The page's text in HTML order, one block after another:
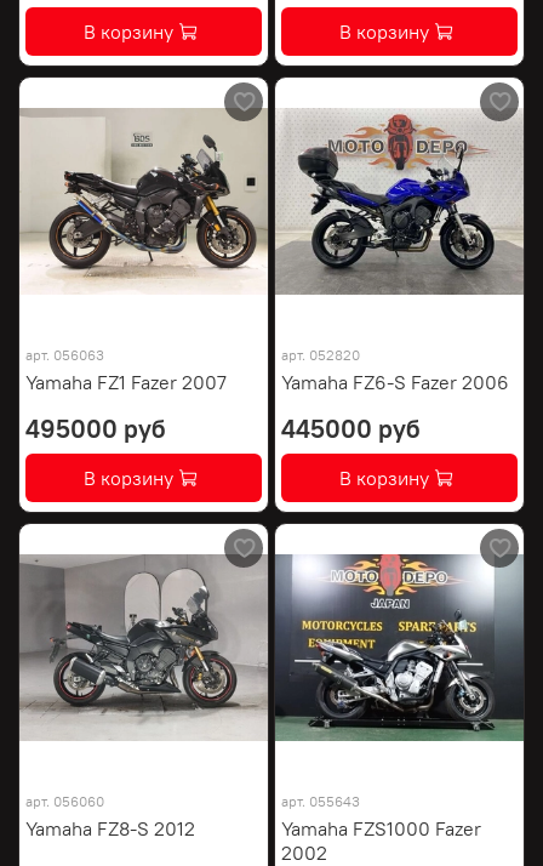
В корзину В корзину
арт. 056063
Yamaha FZ1 Fazer 2007
495000 руб
В корзину
арт. 052820
Yamaha FZ6-S Fazer 2006
445000 руб
В корзину
арт. 056060
Yamaha FZ8-S 2012
арт. 055643
Yamaha FZS1000 Fazer
2002